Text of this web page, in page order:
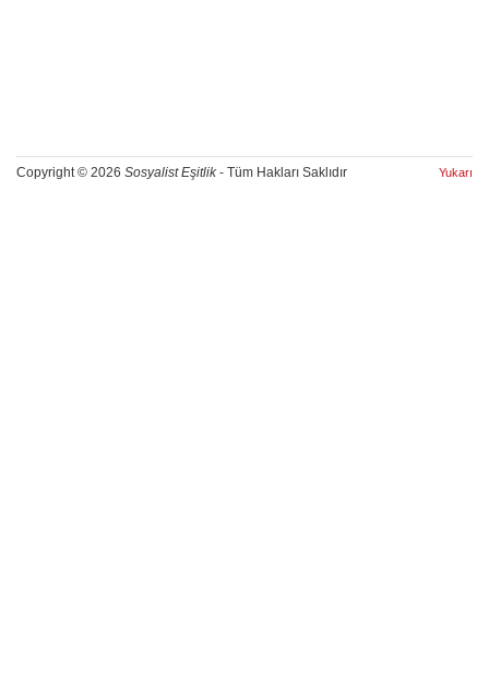
Copyright © 2026 Sosyalist Eşitlik- Tüm Hakları Saklıdır Yukarı